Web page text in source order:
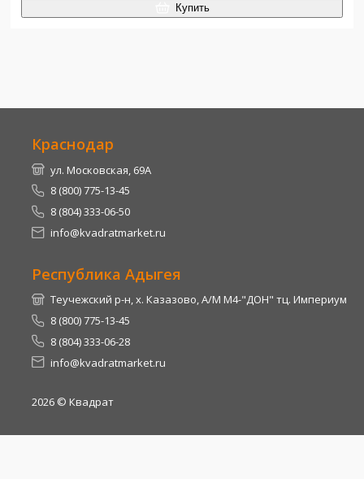
Купить
Краснодар
ул. Московская, 69А
8 (800) 775-13-45
8 (804) 333-06-50
info@kvadratmarket.ru
Республика Адыгея
Теучежский р-н, х. Казазово, А/М М4-"ДОН" тц. Империум
8 (800) 775-13-45
8 (804) 333-06-28
info@kvadratmarket.ru
2026 © Квадрат